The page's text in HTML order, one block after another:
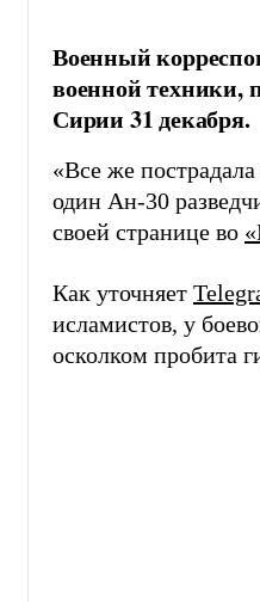
Военный
военной техники,
Сирии 31 декабря.
«Все же
один Ан-30
своей странице во
Как уточняет
исламистов, у
осколком пробита